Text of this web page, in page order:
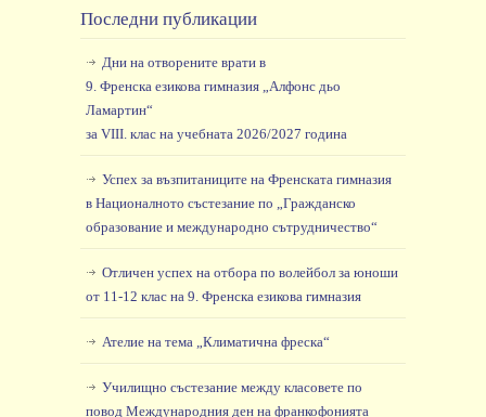
Последни публикации
Дни на отворените врати в
9. Френска езикова гимназия „Алфонс дьо
Ламартин“
за VIII. клас на учебната 2026/2027 година
Успех за възпитаниците на Френската гимназия
в Националното състезание по „Гражданско
образование и международно сътрудничество“
Отличен успех на отбора по волейбол за юноши
от 11-12 клас на 9. Френска езикова гимназия
Ателие на тема „Климатична фреска“
Училищно състезание между класовете по
повод Международния ден на франкофонията